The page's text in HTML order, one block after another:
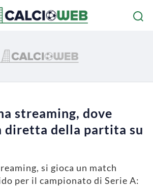
streaming, dove
diretta della partita su
si gioca un match
per il campionato di Serie A: